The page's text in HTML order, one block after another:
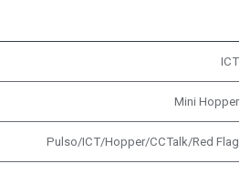
ICT
Mini Hopper
Pulso/ICT/Hopper/CCTalk/Red Flag